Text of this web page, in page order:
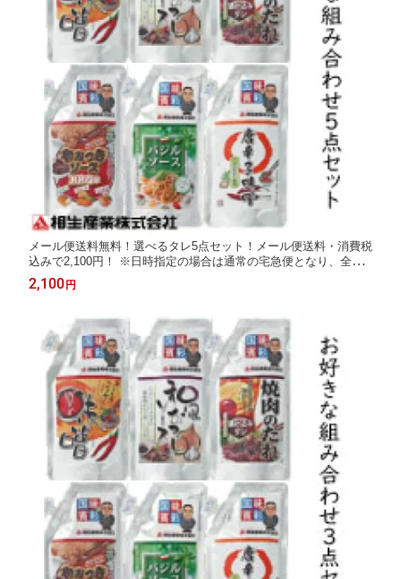
メール便送料無料！選べるタレ5点セット！メール便送料・消費税
込みで2,100円！ ※日時指定の場合は通常の宅急便となり、全国
一律500円頂きます。また、代引きの場合は送料＋代引き手数料
が掛かります
2,100 円